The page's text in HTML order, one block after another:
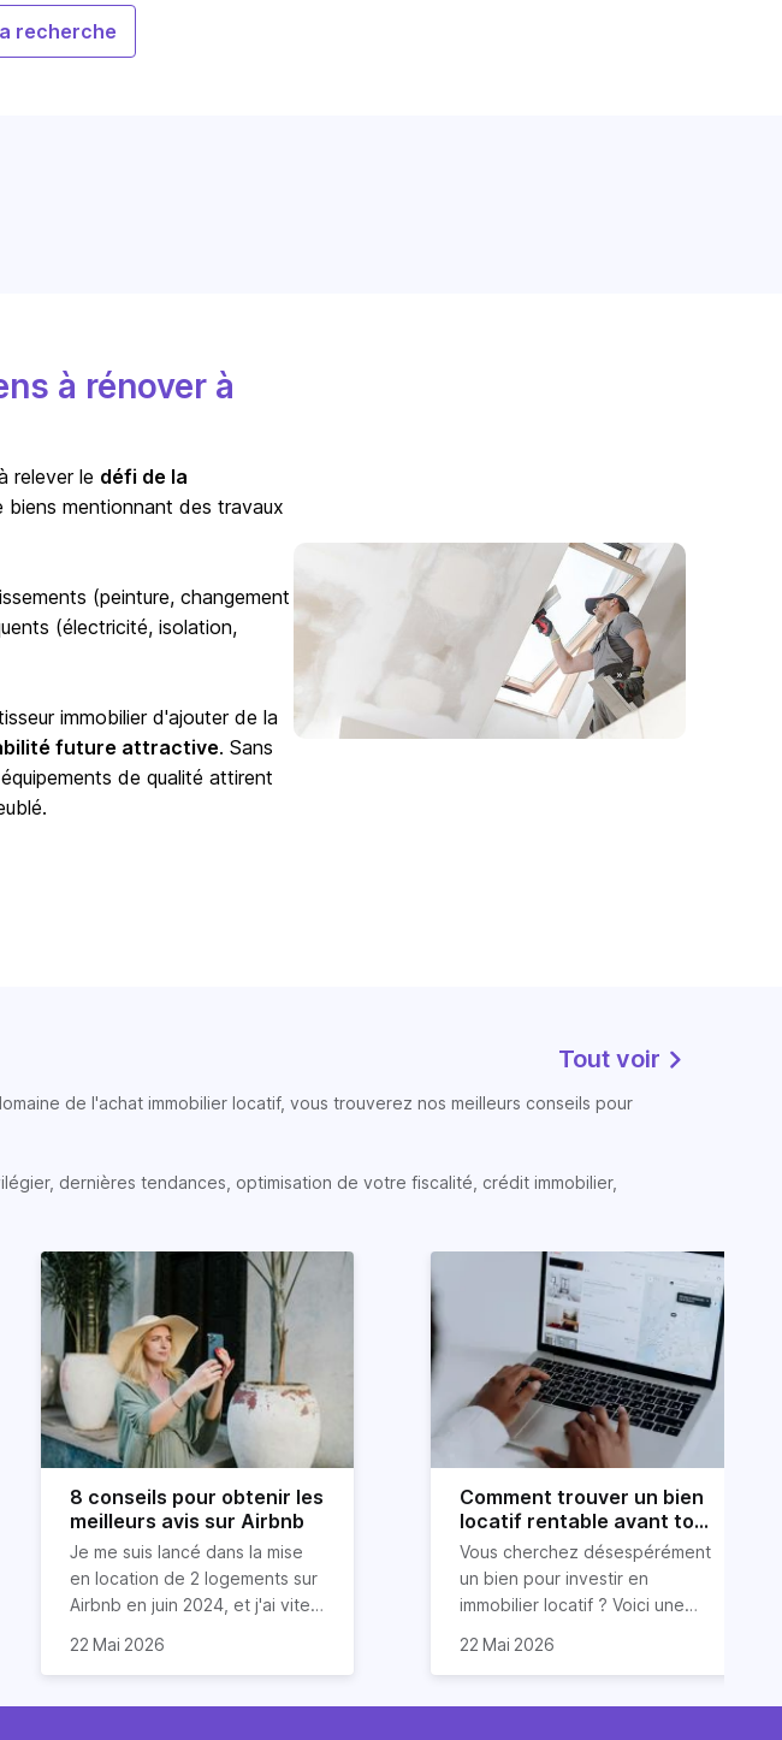
recherche
à rénover à
relever le défi de la
biens mentionnant des travaux
(peinture, changement
(électricité, isolation,
immobilier d'ajouter de la
future attractive. Sans
de qualité attirent
Tout voir
de l'achat immobilier locatif, vous trouverez nos meilleurs conseils pour
dernières tendances, optimisation de votre fiscalité, crédit immobilier,
8 conseils pour obtenir les
meilleurs avis sur Airbnb
Je me suis lancé dans la mise
en location de 2 logements sur
Airbnb en juin 2024, et j'ai vite
exceptionnels, une
étoiles de la part de vos
22 Mai 2026
Comment trouver un bien
locatif rentable avant tout
le monde ?
Vous cherchez désespérément
un bien pour investir en
immobilier locatif ? Voici une
monde. Et cerise sur le gâteau :
22 Mai 2026